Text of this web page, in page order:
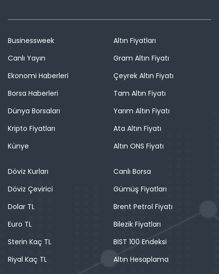
Businessweek
Canlı Yayın
Ekonomi Haberleri
Borsa Haberleri
Dünya Borsaları
Kripto Fiyatları
Künye
Altın Fiyatları
Gram Altın Fiyatı
Çeyrek Altın Fiyatı
Tam Altın Fiyatı
Yarım Altın Fiyatı
Ata Altın Fiyatı
Altın ONS Fiyatı
Döviz Kurları
Döviz Çevirici
Dolar TL
Euro TL
Sterin Kaç TL
Riyal Kaç TL
Canlı Borsa
Gümüş Fiyatları
Brent Petrol Fiyatı
Bilezik Fiyatları
BIST 100 Endeksi
Altın Hesaplama